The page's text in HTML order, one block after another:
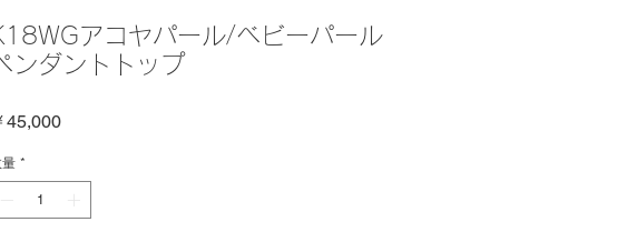
アコヤパール/ベビーパール
ンダントトップ
45,000価
*